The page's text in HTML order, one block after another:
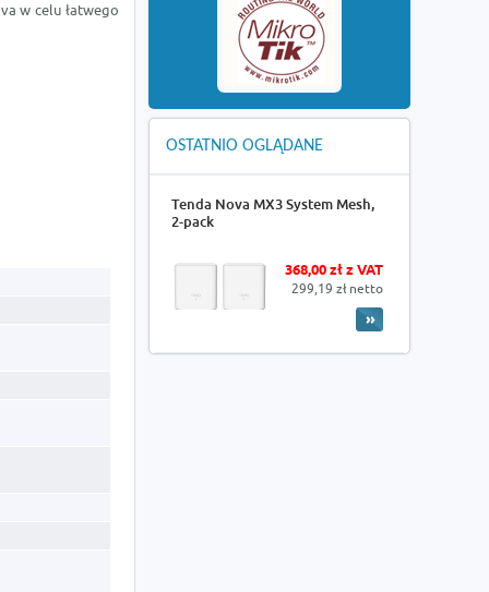
w celu łatwego
OSTATNIO OGLĄDANE
Tenda Nova MX3 System Mesh,
2-pack
368,00 zł z VAT
299,19 zł netto